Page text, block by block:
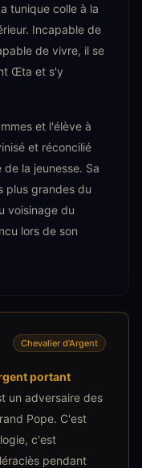
tunique colle à la
Incapable de
de vivre, il se
Œta et s'y
et l'élève à
et réconcilié
la jeunesse. Sa
plus grandes du
voisinage du
lors de son
Chevalier d'Argent
portant
adversaire des
Pope. C'est
c'est
pendant